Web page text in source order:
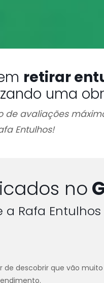
retirar
uma
avaliações
Entulhos!
no
a Rafa
descobrir que vão